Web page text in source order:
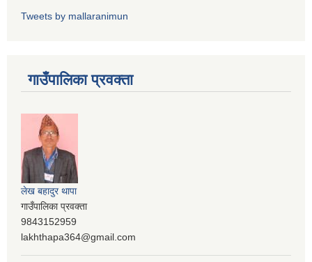
Tweets by mallaranimun
गाउँपालिका प्रवक्ता
लेख बहादुर थापा
गाउँपालिका प्रवक्ता
9843152959
lakhthapa364@gmail.com